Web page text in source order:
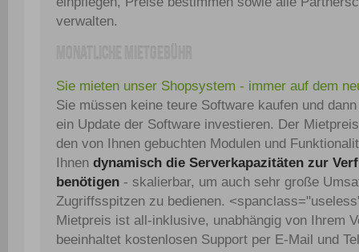
verwalten.
monatliche Mietgebühr
Sie mieten unser Shopsystem - immer auf dem
Sie müssen keine teure Software kaufen und
ein Update der Software investieren. Der
den von Ihnen gebuchten Modulen und
Ihnen dynamisch die Serverkapazitäten zur
benötigen - skalierbar, um auch sehr große
Zugriffsspitzen zu bedienen.
Mietpreis ist all-inklusive, unabhängig von Ihrem
beeinhaltet kostenlosen Support per E-Mail und